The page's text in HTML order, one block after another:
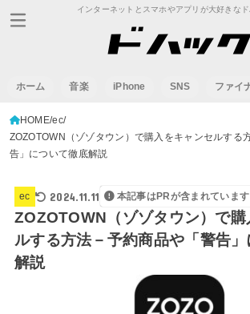
インターネットとスマホやアプリが大好きなド
ホーム 音楽 iPhone SNS ファイ
HOME ec
ZOZOTOWN（ゾゾタウン）で購入をキャンセルする
告」について徹底解説
ec 2024.11.11 本記事はPRが含まれています
ZOZOTOWN（ゾゾタウン）で購
ルする方法－予約商品や「警告
解説